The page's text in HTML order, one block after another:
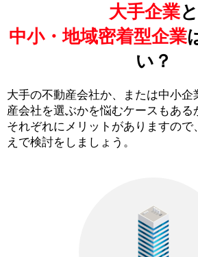
大手企業と
中小・地域密着型企業
い？
大手の不動産会社か、または中小企
産会社を選ぶかを悩むケースもある
それぞれにメリットがありますので
えで検討をしましょう。